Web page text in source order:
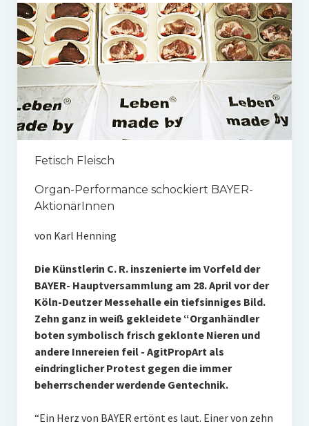
Fetisch Fleisch
Organ-Performance schockiert BAYER-
AktionärInnen
von Karl Henning
Die Künstlerin C. R. inszenierte im Vorfeld der
BAYER- Hauptversammlung am 28. April vor der
Köln-Deutzer Messehalle ein tiefsinniges Bild.
Zehn ganz in weiß gekleidete “Organhändler
boten symbolisch frisch geklonte Nieren und
andere Innereien feil - AgitPropArt als
eindringlicher Protest gegen die immer
beherrschender werdende Gentechnik.
“Ein Herz von BAYER ertönt es laut. Einer von zehn